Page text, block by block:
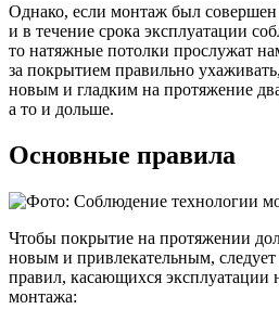
Однако, если монтаж был
и в течение срока эксплуатации
то натяжные потолки прослужат
за покрытием правильно
новым и гладким на протяжение
а то и дольше.
Основные правила
Чтобы покрытие на протяжении
новым и привлекательным,
правил, касающихся эксплуатации
монтажа: